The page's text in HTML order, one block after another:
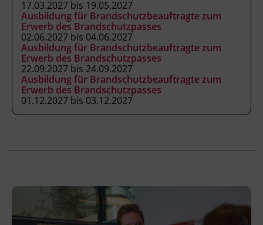
Hinweis
Für den Online-Kurs benötigen Sie einen
multimediafähigen Computer mit
Internetzugang.
Veranstaltungsort
Online
17.03.2027 bis 19.05.2027
Ausbildung für Brandschutzbeauftragte zum
Erwerb des Brandschutzpasses
02.06.2027 bis 04.06.2027
Ausbildung für Brandschutzbeauftragte zum
Erwerb des Brandschutzpasses
22.09.2027 bis 24.09.2027
Ausbildung für Brandschutzbeauftragte zum
Erwerb des Brandschutzpasses
01.12.2027 bis 03.12.2027